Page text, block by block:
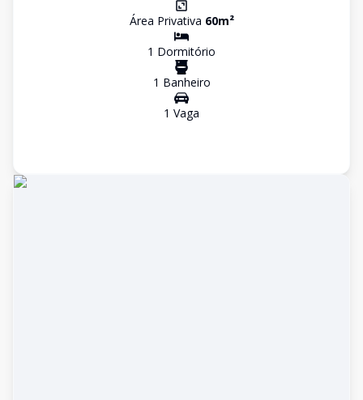
Área Privativa 60m²
1 Dormitório
1 Banheiro
1 Vaga